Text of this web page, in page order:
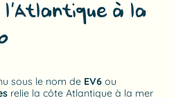
l’Atlantique à la
sous le nom de EV6 ou
relie la côte Atlantique à la mer